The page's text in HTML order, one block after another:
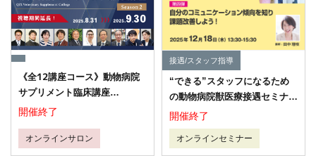
《全12講座コース》動物病院
サプリメント臨床講座
【Season２】
オンラインサロン
開催終了
接遇/スタッフ指導
“できる”スタッフになるため
の動物病院獣医療接遇セミナー
シリーズ 第4弾 ～自分のコミ
ュニケーション傾向を知り課題
を改善しよう！～
オンラインセミナー
開催終了